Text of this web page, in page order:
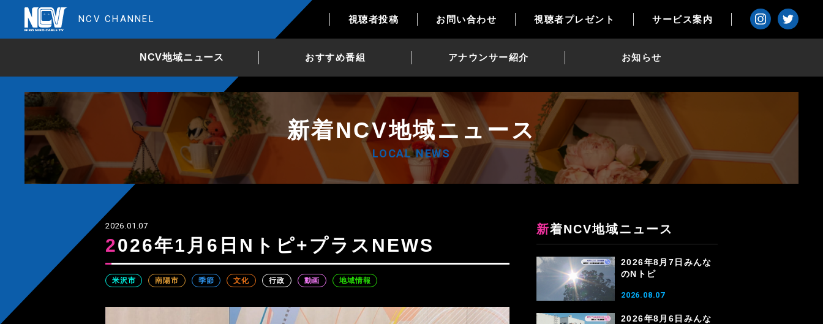
NCV CHANNEL 視聴者投稿 お問い合わせ 視聴者プレゼント サービス案内
NCV地域ニュース おすすめ番組 アナウンサー紹介 お知らせ
新着NCV地域ニュース
LOCAL NEWS
2026.01.07
2026年1月6日Nトピ+プラスNEWS
米沢市 南陽市 季節 文化 行政 動画 地域情報
新着NCV地域ニュース
2026年8月7日みんな
のNトピ
2026.08.07
2026年8月6日みんな